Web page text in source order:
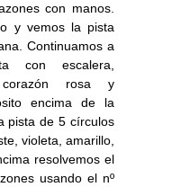
con manos.
y vemos la pista
Continuamos a
con escalera,
rosa y
encima de la
pista de 5 círculos
violeta, amarillo,
resolvemos el
usando el nº